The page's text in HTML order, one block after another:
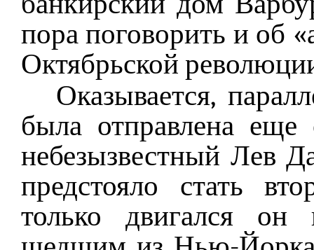
пора поговорить и об
Октябрьской
Оказывается,
была отправлена
небезызвестный Лев
предстояло стать
только двигался